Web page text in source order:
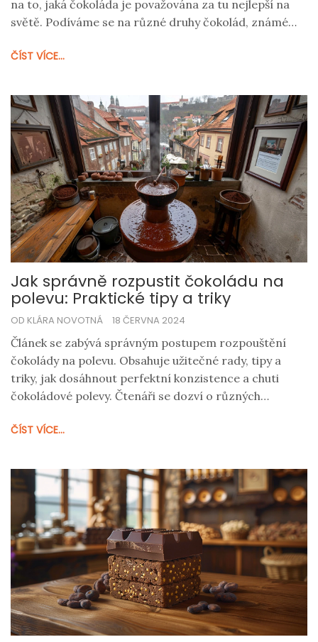
na to, jaká čokoláda je považována za tu nejlepší na
světě. Podíváme se na různé druhy čokolád, známé
čokoládu pro vás.
ČÍST VÍCE...
Jak správně rozpustit čokoládu na
polevu: Praktické tipy a triky
OD KLÁRA NOVOTNÁ 18 ČERVNA 2024
Článek se zabývá správným postupem rozpouštění
čokolády na polevu. Obsahuje užitečné rady, tipy a
triky, jak dosáhnout perfektní konzistence a chuti
čokoládové polevy. Čtenáři se dozví o různých
sledovat.
ČÍST VÍCE...